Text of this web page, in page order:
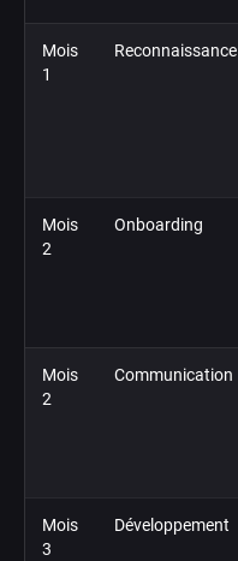
Mois
1
Reconnaissance
Mois
2
Onboarding
Mois
2
Communication
Mois
3
Développement